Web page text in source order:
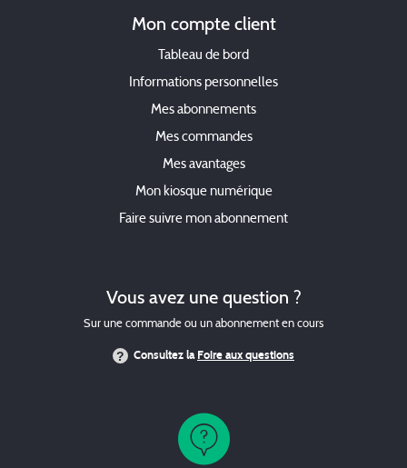
Mon compte client
Tableau de bord
Informations personnelles
Mes abonnements
Mes commandes
Mes avantages
Mon kiosque numérique
Faire suivre mon abonnement
Vous avez une question ?
Sur une commande ou un abonnement en cours
Consultez laFoire aux questions